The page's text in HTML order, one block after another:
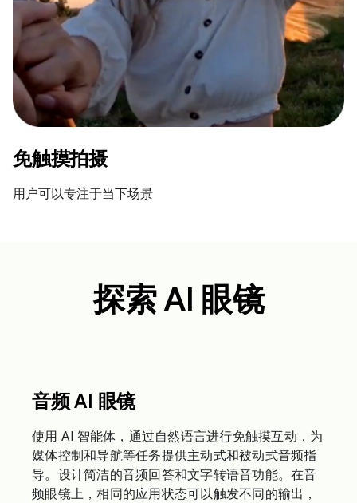
免触摸拍摄
用户可以专注于当下场景
探索 AI 眼镜
音频 AI 眼镜
使用 AI 智能体，通过自然语言进行免触摸互动，为
媒体控制和导航等任务提供主动式和被动式音频指
导。设计简洁的音频回答和文字转语音功能。在音
频眼镜上，相同的应用状态可以触发不同的输出，